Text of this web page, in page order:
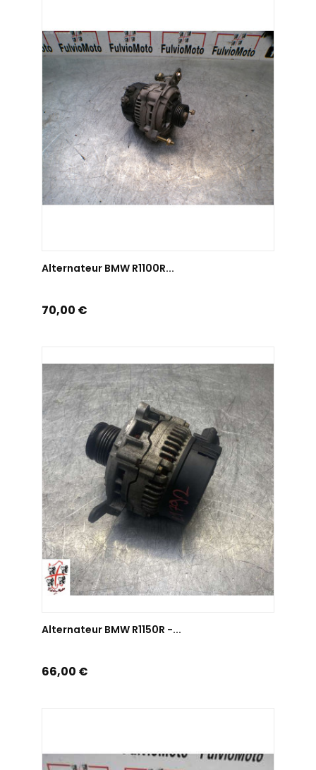
Alternateur BMW R1100R...
Prix
70,00 €
Alternateur BMW R1150R -...
Prix
66,00 €